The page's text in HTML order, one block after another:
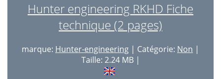
Hunter engineering RKHD Fiche
technique (2 pages)
marque: Hunter-engineering | Catégorie: Non |
Taille: 2.24 MB |